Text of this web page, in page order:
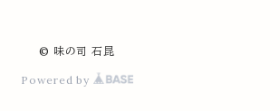
© 味の司 石昆
Powered by